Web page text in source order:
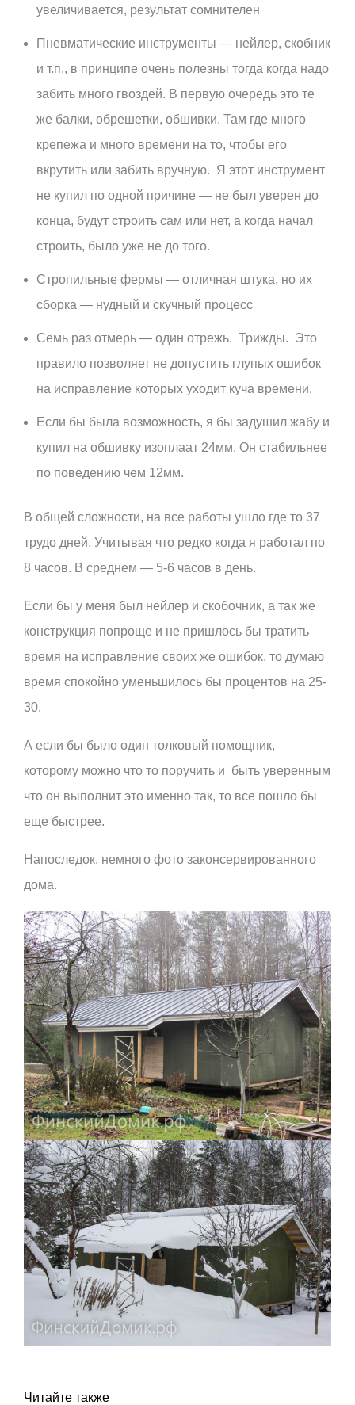
увеличивается, результат сомнителен
Пневматические инструменты — нейлер, скобник
и т.п., в принципе очень полезны тогда когда надо
забить много гвоздей. В первую очередь это те
же балки, обрешетки, обшивки. Там где много
крепежа и много времени на то, чтобы его
вкрутить или забить вручную. Я этот инструмент
не купил по одной причине — не был уверен до
конца, будут строить сам или нет, а когда начал
строить, было уже не до того.
Стропильные фермы — отличная штука, но их
сборка — нудный и скучный процесс
Семь раз отмерь — один отрежь. Трижды. Это
правило позволяет не допустить глупых ошибок
на исправление которых уходит куча времени.
Если бы была возможность, я бы задушил жабу и
купил на обшивку изоплаат 24мм. Он стабильнее
по поведению чем 12мм.
В общей сложности, на все работы ушло где то 37
трудо дней. Учитывая что редко когда я работал по
8 часов. В среднем — 5-6 часов в день.
Если бы у меня был нейлер и скобочник, а так же
конструкция попроще и не пришлось бы тратить
время на исправление своих же ошибок, то думаю
время спокойно уменьшилось бы процентов на 25-
30.
А если бы было один толковый помощник,
которому можно что то поручить и быть уверенным
что он выполнит это именно так, то все пошло бы
еще быстрее.
Напоследок, немного фото законсервированного
дома.
Читайте также